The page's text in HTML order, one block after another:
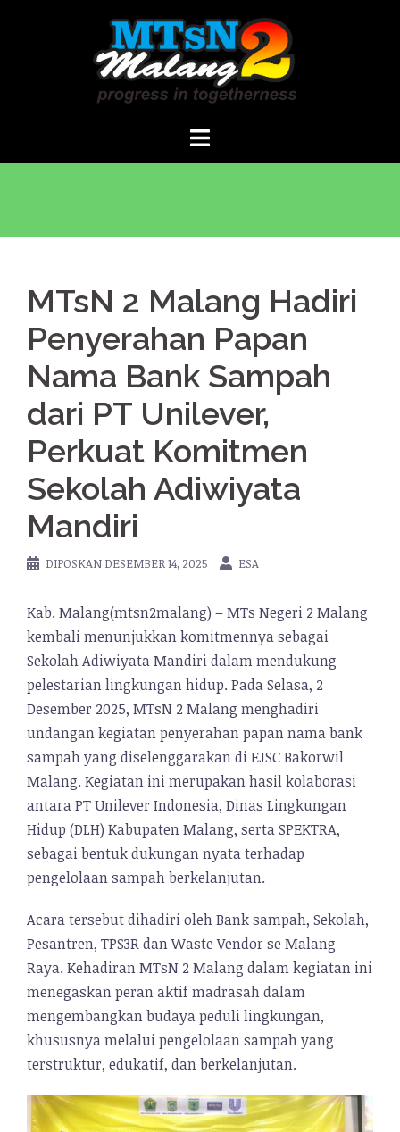
MTsN 2 Malang Hadiri
Penyerahan Papan
Nama Bank Sampah
dari PT Unilever,
Perkuat Komitmen
Sekolah Adiwiyata
Mandiri
DIPOSKAN DESEMBER 14, 2025 ESA
Kab. Malang(mtsn2malang) – MTs Negeri 2 Malang
kembali menunjukkan komitmennya sebagai
Sekolah Adiwiyata Mandiri dalam mendukung
pelestarian lingkungan hidup. Pada Selasa, 2
Desember 2025, MTsN 2 Malang menghadiri
undangan kegiatan penyerahan papan nama bank
sampah yang diselenggarakan di EJSC Bakorwil
Malang. Kegiatan ini merupakan hasil kolaborasi
antara PT Unilever Indonesia, Dinas Lingkungan
Hidup (DLH) Kabupaten Malang, serta SPEKTRA,
sebagai bentuk dukungan nyata terhadap
pengelolaan sampah berkelanjutan.
Acara tersebut dihadiri oleh Bank sampah, Sekolah,
Pesantren, TPS3R dan Waste Vendor se Malang
Raya. Kehadiran MTsN 2 Malang dalam kegiatan ini
menegaskan peran aktif madrasah dalam
mengembangkan budaya peduli lingkungan,
khususnya melalui pengelolaan sampah yang
terstruktur, edukatif, dan berkelanjutan.